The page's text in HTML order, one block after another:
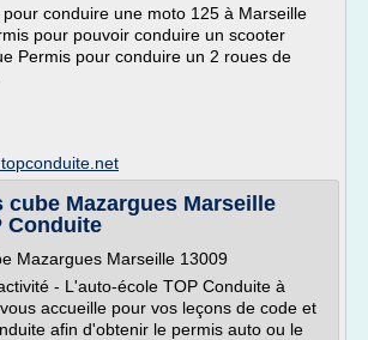
conduire une moto 125 à Marseille
pour pouvoir conduire un scooter
Permis pour conduire un 2 roues de
cube Mazargues Marseille
Conduite
Mazargues Marseille 13009
- L'auto-école TOP Conduite à
accueille pour vos leçons de code et
afin d'obtenir le permis auto ou le